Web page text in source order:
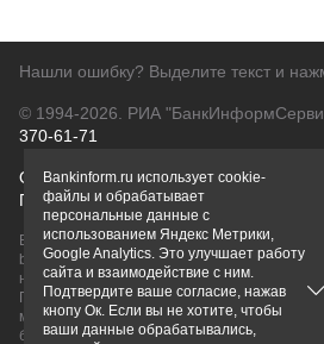
Нашли ошибку? Выделите текст и
© 1994-2026. РИА
370-61-71
О проектеПолитика
Правовая информацияДля
Вся информация о продуктах банков,
bankinform.ru, носит исключительно
не является публичной офертой,
ГК РФ. Информация не содержит точного и
может быть изменена. Конечные условия
банков или при личном обращении.
Bankinform.ru использует cookie-
файлы и обрабатывает
персональные данные с
использованием Яндекс Метрики,
Google Analytics. Это улучшает работу
сайта и взаимодействие с ним.
Подтвердите ваше согласие, нажав
кнопу Ок. Если вы не хотите, чтобы
ваши данные обрабатывались,